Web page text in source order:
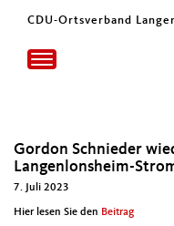
CDU-Ortsverband
Toggle
navigation
Gordon Schnieder
Langenlonsheim-
7. Juli 2023
Hier lesen Sie den Beitrag